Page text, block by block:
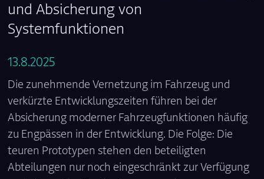
und Absicherung von
Systemfunktionen
13.8.2025
Die zunehmende Vernetzung im Fahrzeug und
verkürzte Entwicklungszeiten führen bei der
Absicherung moderner Fahrzeugfunktionen häufig
zu Engpässen in der Entwicklung. Die Folge: Die
teuren Prototypen stehen den beteiligten
Abteilungen nur noch eingeschränkt zur Verfügung